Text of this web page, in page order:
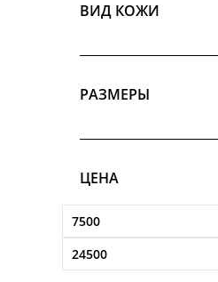
ВИД КОЖИ
РАЗМЕРЫ
ЦЕНА